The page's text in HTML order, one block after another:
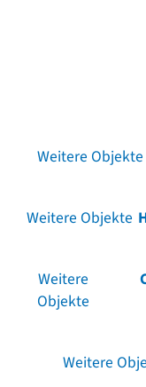
Weitere Objekte
Weitere Objekte
Weitere
Objekte
Weitere